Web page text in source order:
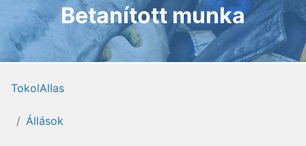
Betanított munka
TokolAllas
Állások